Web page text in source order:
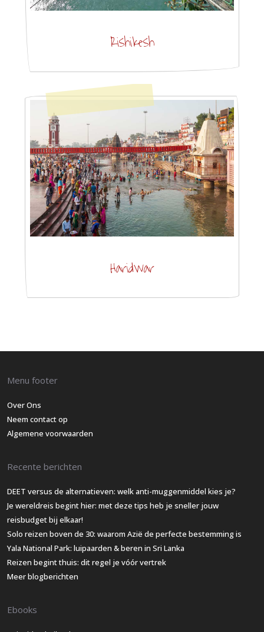
Rishikesh
Haridwar
Menu footer
Over Ons
Neem contact op
Algemene voorwaarden
Recente berichten
DEET versus de alternatieven: welk anti-muggenmiddel kies je?
Je wereldreis begint hier: met deze tips heb je sneller jouw
reisbudget bij elkaar!
Solo reizen boven de 30: waarom Azië de perfecte bestemming is
Yala National Park: luipaarden & beren in Sri Lanka
Reizen begint thuis: dit regel je vóór vertrek
Meer blogberichten
Ebooks